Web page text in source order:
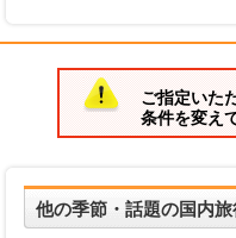
ご指定いた
条件を変え
他の季節・話題の国内